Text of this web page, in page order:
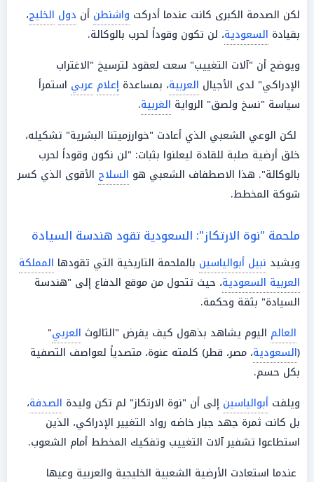
لكن الصدمة الكبرى كانت عندما أدركت واشنطن أن دول الخليج،
بقيادة السعودية، لن تكون وقوداً لحرب بالوكالة.
ويوضح أن "آلات التغييب" سعت لعقود لترسيخ "الاغتراب
الإدراكي" لدى الأجيال العربية، بمساعدة إعلام عربي استمرأ
سياسة "نسخ ولصق" الرواية الغربية.
لكن الوعي الشعبي الذي أعادت "خوارزميتنا البشرية" تشكيله،
خلق أرضية صلبة للقادة ليعلنوا بثبات: "لن نكون وقوداً لحرب
بالوكالة". هذا الاصطفاف الشعبي هو السلاح الأقوى الذي كسر
شوكة المخطط.
ملحمة "نوة الارتكاز": السعودية تقود هندسة السيادة
ويشيد نبيل أبوالياسين بالملحمة التاريخية التي تقودها المملكة
العربية السعودية، حيث تتحول من موقع الدفاع إلى "هندسة
السيادة" بثقة وحكمة.
العالم اليوم يشاهد بذهول كيف يفرض "الثالوث العربي"
(السعودية، مصر، قطر) كلمته عنوة، متصدياً لعواصف التصفية
بكل حسم.
ويلفت أبوالياسين إلى أن "نوة الارتكاز" لم تكن وليدة الصدفة،
بل كانت ثمرة جهد جبار خاضه رواد التغيير الإدراكي، الذين
استطاعوا تشفير آلات التغييب وتفكيك المخطط أمام الشعوب.
عندما استعادت الأرضية الشعبية الخليجية والعربية وعيها